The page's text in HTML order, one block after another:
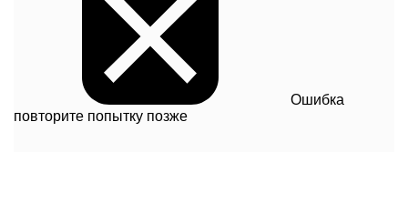
Ошибка
повторите попытку позже